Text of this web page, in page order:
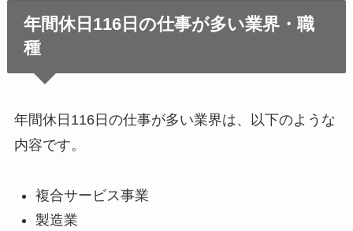
年間休日116日の仕事が多い業界・職
種
年間休日116日の仕事が多い業界は、以下のような
内容です。
複合サービス事業
製造業